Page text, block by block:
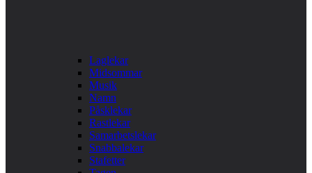
Laglekar
Midsommar
Musik
Namn
Påsklekar
Rastlekar
Samarbetslekar
Snabbalekar
Stafetter